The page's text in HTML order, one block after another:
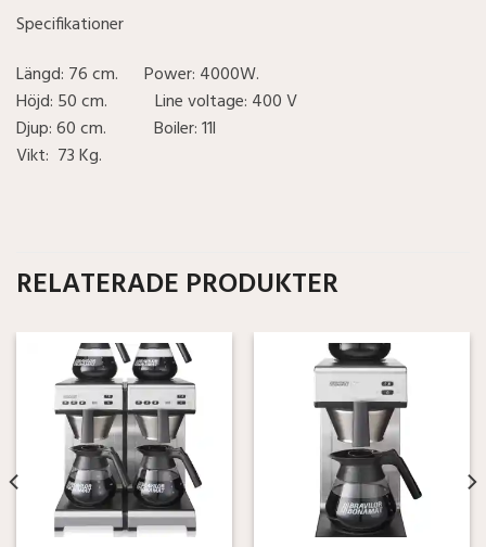
Specifikationer
Längd: 76 cm. Power: 4000W.
Höjd: 50 cm. Line voltage: 400 V
Djup: 60 cm. Boiler: 11l
Vikt: 73 Kg.
RELATERADE PRODUKTER